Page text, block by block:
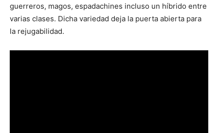
guerreros, magos, espadachines incluso un híbrido entre
varias clases. Dicha variedad deja la puerta abierta para
la rejugabilidad.